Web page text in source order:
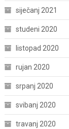
siječanj 2021
studeni 2020
listopad 2020
rujan 2020
srpanj 2020
svibanj 2020
travanj 2020